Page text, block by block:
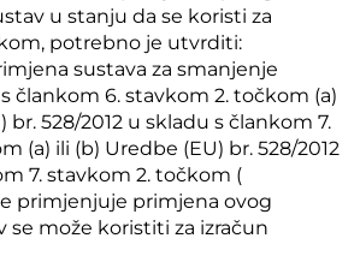
u stanju da se koristi za
potrebno je utvrditi:
sustava za smanjenje
člankom 6. stavkom 2. točkom (a)
br. 528/2012 u skladu s člankom 7.
(a) ili (b) Uredbe (EU) br. 528/2012
7. stavkom 2. točkom (
primjenjuje primjena ovog
se može koristiti za izračun